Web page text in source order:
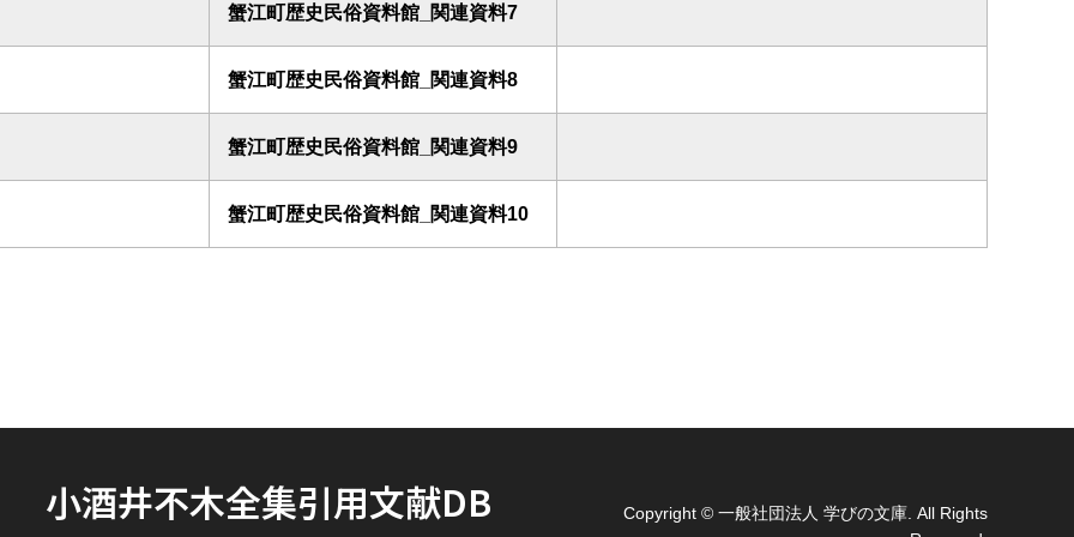
蟹江町歴史民俗資料館_関連資料7
蟹江町歴史民俗資料館_関連資料8
蟹江町歴史民俗資料館_関連資料9
蟹江町歴史民俗資料館_関連資料10
小酒井不木全集引用文献DB Copyright © 一般社団法人 学びの文庫. All Rights